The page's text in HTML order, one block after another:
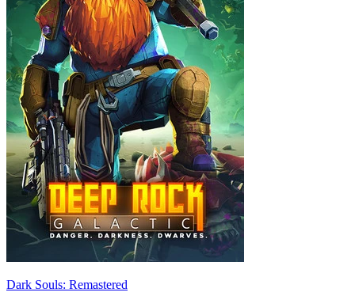
Dark Souls: Remastered